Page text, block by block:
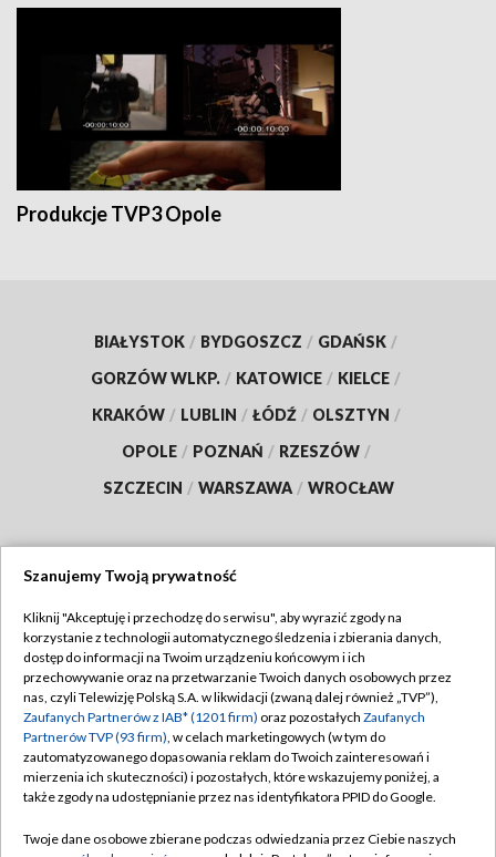
Produkcje TVP3 Opole
BIAŁYSTOK / BYDGOSZCZ / GDAŃSK /
GORZÓW WLKP. / KATOWICE / KIELCE /
KRAKÓW / LUBLIN / ŁÓDŹ / OLSZTYN /
OPOLE / POZNAŃ / RZESZÓW /
SZCZECIN / WARSZAWA / WROCŁAW
TVP
Abonament TVP
Emisja w TVP
Centrum informacji TVP
Naziemna Telewizja Cyfrowa
Regulamin TVP
Polityka prywatności
Moje zgody
Pomoc
Szanujemy Twoją prywatność
Kliknij "Akceptuję i przechodzę do serwisu", aby wyrazić zgody na
korzystanie z technologii automatycznego śledzenia i zbierania danych,
dostęp do informacji na Twoim urządzeniu końcowym i ich
przechowywanie oraz na przetwarzanie Twoich danych osobowych przez
nas, czyli Telewizję Polską S.A. w likwidacji (zwaną dalej również „TVP”),
Zaufanych Partnerów z IAB* (1201 firm) oraz pozostałych Zaufanych
Partnerów TVP (93 firm), w celach marketingowych (w tym do
zautomatyzowanego dopasowania reklam do Twoich zainteresowań i
mierzenia ich skuteczności) i pozostałych, które wskazujemy poniżej, a
także zgody na udostępnianie przez nas identyfikatora PPID do Google.
Twoje dane osobowe zbierane podczas odwiedzania przez Ciebie naszych